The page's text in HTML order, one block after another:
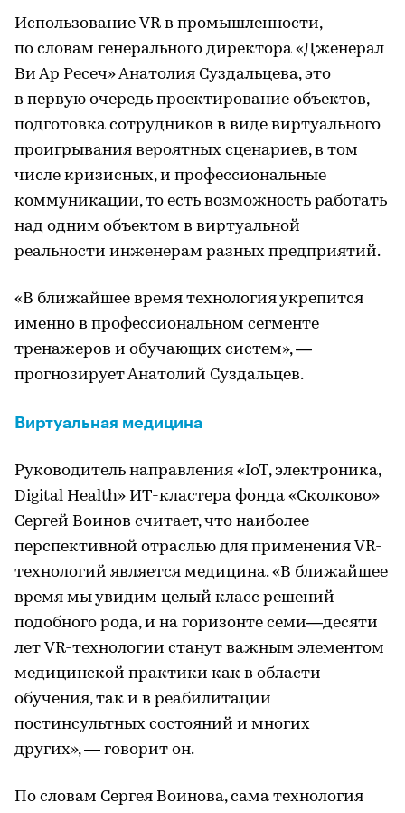
Использование VR в промышленности,
по словам генерального директора «Дженерал
Ви Ар Ресеч» Анатолия Суздальцева, это
в первую очередь проектирование объектов,
подготовка сотрудников в виде виртуального
проигрывания вероятных сценариев, в том
числе кризисных, и профессиональные
коммуникации, то есть возможность работать
над одним объектом в виртуальной
реальности инженерам разных предприятий.
«В ближайшее время технология укрепится
именно в профессиональном сегменте
тренажеров и обучающих систем», —
прогнозирует Анатолий Суздальцев.
Виртуальная медицина
Руководитель направления «IoT, электроника,
Digital Health» ИТ-кластера фонда «Сколково»
Сергей Воинов считает, что наиболее
перспективной отраслью для применения VR-
технологий является медицина. «В ближайшее
время мы увидим целый класс решений
подобного рода, и на горизонте семи—десяти
лет VR-технологии станут важным элементом
медицинской практики как в области
обучения, так и в реабилитации
постинсультных состояний и многих
других», — говорит он.
По словам Сергея Воинова, сама технология